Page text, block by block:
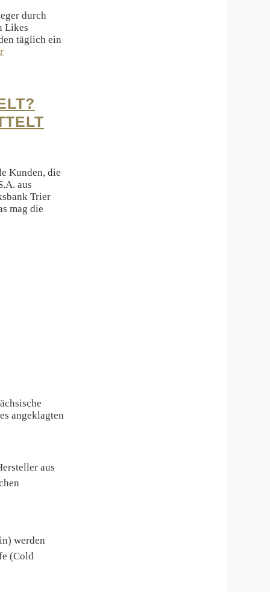
durch
Likes
täglich ein
Kunden, die
aus
Trier
mag die
angeklagten
aus
werden
(Cold